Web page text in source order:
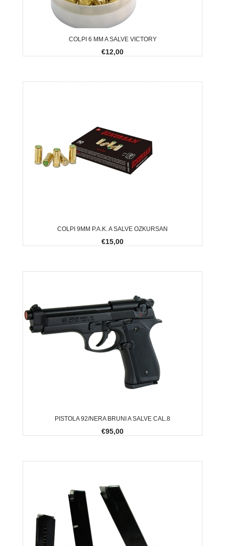
COLPI 6 MM A SALVE VICTORY
€12,00
COLPI 9MM P.A.K. A SALVE OZKURSAN
€15,00
PISTOLA 92/NERA BRUNI A SALVE CAL.8
€95,00